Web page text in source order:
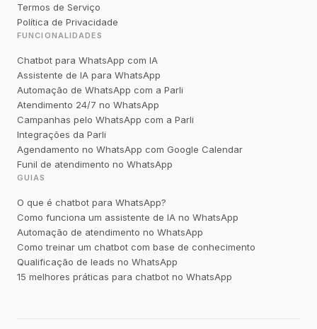
Termos de Serviço
Política de Privacidade
FUNCIONALIDADES
Chatbot para WhatsApp com IA
Assistente de IA para WhatsApp
Automação de WhatsApp com a Parli
Atendimento 24/7 no WhatsApp
Campanhas pelo WhatsApp com a Parli
Integrações da Parli
Agendamento no WhatsApp com Google Calendar
Funil de atendimento no WhatsApp
GUIAS
O que é chatbot para WhatsApp?
Como funciona um assistente de IA no WhatsApp
Automação de atendimento no WhatsApp
Como treinar um chatbot com base de conhecimento
Qualificação de leads no WhatsApp
15 melhores práticas para chatbot no WhatsApp